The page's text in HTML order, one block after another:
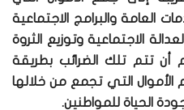
العامة والبرامج الاجتماعية
الاجتماعية وتوزيع الثروة
أن تتم تلك الضرائب بطريقة
الأموال التي تجمع من خلالها
الحياة للمواطنين.